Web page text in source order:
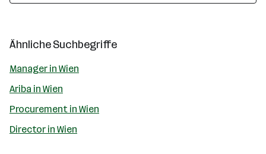
Ähnliche Suchbegriffe
Manager in Wien
Ariba in Wien
Procurement in Wien
Director in Wien